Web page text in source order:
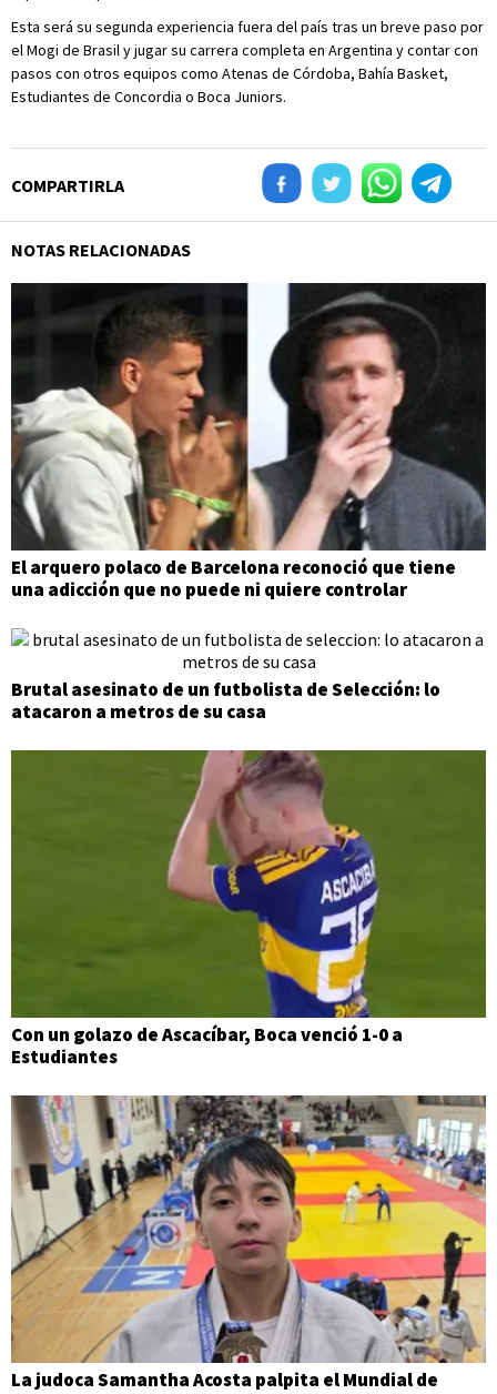
Esta será su segunda experiencia fuera del país tras un breve paso por
el Mogi de Brasil y jugar su carrera completa en Argentina y contar con
pasos con otros equipos como Atenas de Córdoba, Bahía Basket,
Estudiantes de Concordia o Boca Juniors.
COMPARTIRLA
NOTAS RELACIONADAS
El arquero polaco de Barcelona reconoció que tiene
una adicción que no puede ni quiere controlar
Brutal asesinato de un futbolista de Selección: lo
atacaron a metros de su casa
Con un golazo de Ascacíbar, Boca venció 1-0 a
Estudiantes
La judoca Samantha Acosta palpita el Mundial de